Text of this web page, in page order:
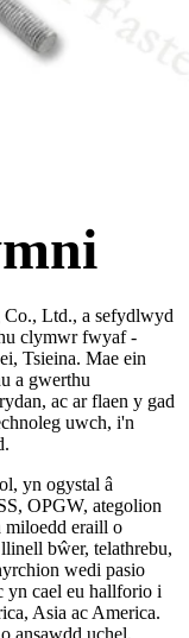
Co., Ltd., a sefydlwyd
clymwr fwyaf -
Tsieina. Mae ein
a gwerthu
ac ar flaen y gad
uwch, i'n
yn ogystal â
OPGW, ategolion
eraill o
bŵer, telathrebu,
wedi pasio
yn cael eu hallforio i
Asia ac America.